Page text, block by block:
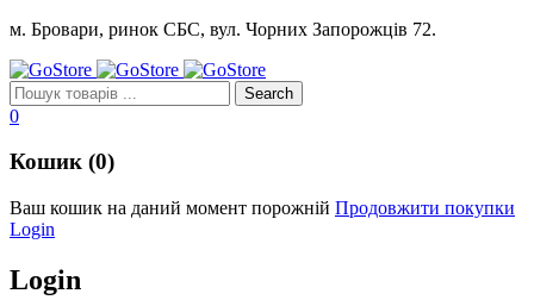
м. Бровари, ринок СБС, вул. Чорних Запорожців 72.
0
Кошик (0)
Ваш кошик на даний момент порожній Продовжити покупки
Login
Login